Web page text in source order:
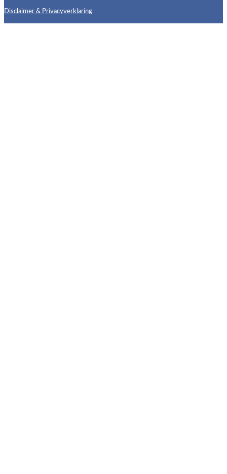
Disclaimer & PrivacyverklaringFollow us on X